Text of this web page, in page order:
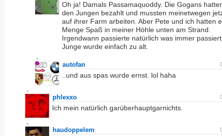
Oh ja! Damals Passamaquoddy. Die Gogans
den Jungen bezahlt und mussten meinetwegen
auf ihrer Farm arbeiten. Aber Pete und ich hatten
Menge Spaß in meiner Höhle unten am Strand.
Irgendwann passierte natürlich was immer
Junge wurde einfach zu alt.
autofan
..und aus spas wurde ernst. lol haha
phlexxo
Ich mein natürlich garüberhauptgarnichts.
haudoppelem